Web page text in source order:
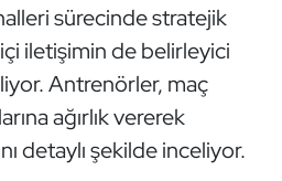
sürecinde stratejik
iletişimin de belirleyici
Antrenörler, maç
ağırlık vererek
detaylı şekilde inceliyor.